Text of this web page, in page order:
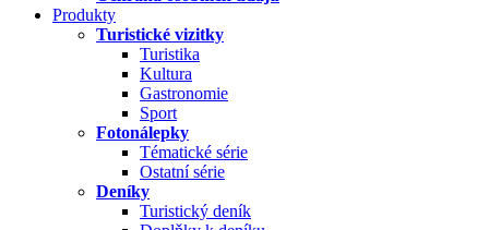
Produkty
Turistické vizitky
Turistika
Kultura
Gastronomie
Sport
Fotonálepky
Tématické série
Ostatní série
Deníky
Turistický deník